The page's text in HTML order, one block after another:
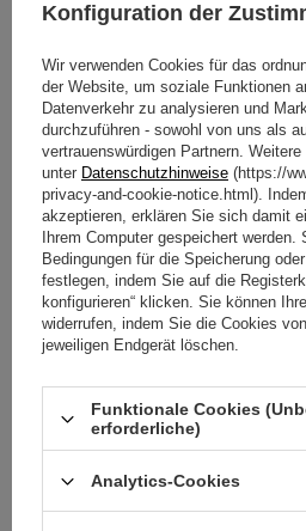
Position für 1–2 Sekunden.
Wiederhole die Übung:
Vorteile von Toe Reaches:
Gezielte Aktivierung:Diese
unteren und oberen
vernachlässigt werden.
Einfachheit: Toe Reaches
Geräte und können bequem
Verbesserte Flexibilität:Die
Flexibilität der Wirbelsäule und
Körpergefühl bei.
Stärkung des Rumpfes:Ein
für deine sportliche Leistung
Crunches: Effektive
definierte Muskulatur
Konfiguration der
Wir verwenden Cookies für das
der Website, um soziale Funktionen
Datenverkehr zu analysieren und
durchzuführen - sowohl von uns als
vertrauenswürdigen Partnern.
unter Datenschutzhinweise (https://
privacy-and-cookie-notice.html).
akzeptieren, erklären Sie sich damit
Ihrem Computer gespeichert werden.
Bedingungen für die Speicherung
festlegen, indem Sie auf die
konfigurieren“ klicken. Sie können
widerrufen, indem Sie die Cookies
jeweiligen Endgerät löschen.
Funktionale Cookies
erforderliche)
Analytics-Cookies